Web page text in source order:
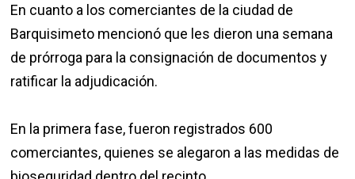
En cuanto a los comerciantes de la ciudad de
Barquisimeto mencionó que les dieron una semana
de prórroga para la consignación de documentos y
ratificar la adjudicación.
En la primera fase, fueron registrados 600
comerciantes, quienes se alegaron a las medidas de